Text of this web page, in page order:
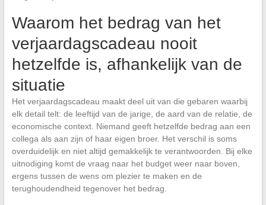
Waarom het bedrag van het
verjaardagscadeau nooit
hetzelfde is, afhankelijk van de
situatie
Het verjaardagscadeau maakt deel uit van die gebaren waarbij
elk detail telt: de leeftijd van de jarige, de aard van de relatie, de
economische context. Niemand geeft hetzelfde bedrag aan een
collega als aan zijn of haar eigen broer. Het verschil is soms
overduidelijk en niet altijd gemakkelijk te verantwoorden. Bij elke
uitnodiging komt de vraag naar het budget weer naar boven,
ergens tussen de wens om plezier te maken en de
terughoudendheid tegenover het bedrag.